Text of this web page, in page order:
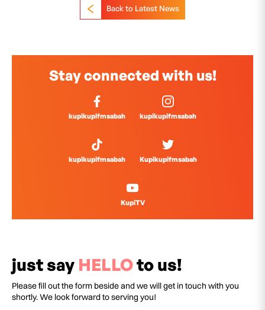
Back to Latest News
Stay connected with us!
kupikupifmsabah kupikupifmsabah
kupikupifmsabah Kupikupifmsabah
KupiTV
just say HELLOto us!
Please fill out the form beside and we will get in touch with you
shortly. We look forward to serving you!